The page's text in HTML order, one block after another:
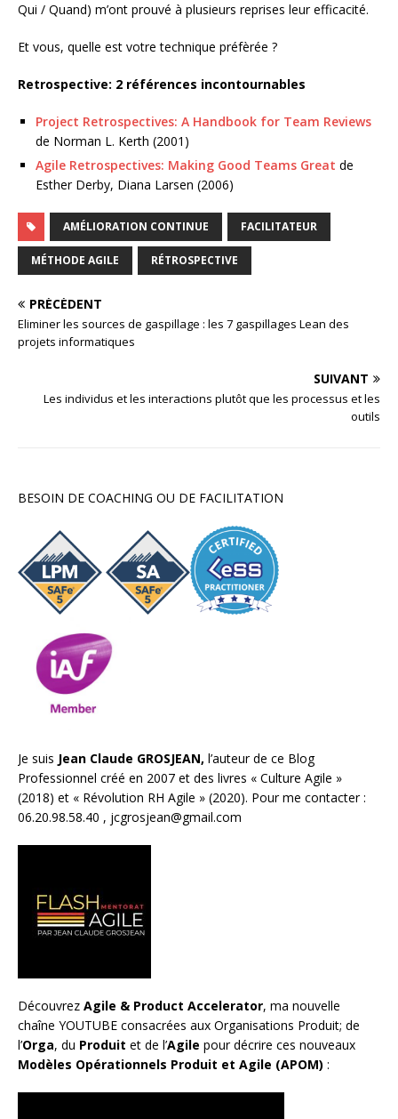
Qui / Quand) m’ont prouvé à plusieurs reprises leur efficacité.
Et vous, quelle est votre technique préfèrée ?
Retrospective: 2 références incontournables
Project Retrospectives: A Handbook for Team Reviews
de Norman L. Kerth (2001)
Agile Retrospectives: Making Good Teams Great de
Esther Derby, Diana Larsen (2006)
AMÉLIORATION CONTINUE FACILITATEUR
MÉTHODE AGILE RÉTROSPECTIVE
PRÉCÉDENT
Eliminer les sources de gaspillage : les 7 gaspillages Lean des
projets informatiques
SUIVANT
Les individus et les interactions plutôt que les processus et les
outils
BESOIN DE COACHING OU DE FACILITATION
Je suis Jean Claude GROSJEAN, l’auteur de ce Blog
Professionnel créé en 2007 et des livres « Culture Agile »
(2018) et « Révolution RH Agile » (2020). Pour me contacter :
06.20.98.58.40 , jcgrosjean@gmail.com
Découvrez Agile & Product Accelerator, ma nouvelle
chaîne YOUTUBE consacrées aux Organisations Produit; de
l’Orga, du Produit et de l’Agile pour décrire ces nouveaux
Modèles Opérationnels Produit et Agile (APOM) :